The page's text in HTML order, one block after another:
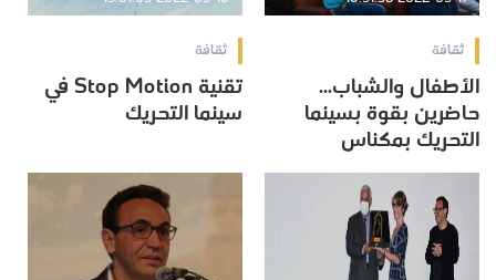
ثقافة
الأطفال والشباب...
حاضرين بقوة بسينما
التحريك بمكناس
ثقافة
تقنية Stop Motion في
سينما التحريك